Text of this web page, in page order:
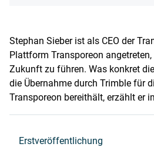
Stephan Sieber ist als CEO der
Plattform Transporeon
Zukunft zu führen. Was konkret
die Übernahme durch Trimble für
Transporeon bereithält, erzählt er
Erstveröffentlichung